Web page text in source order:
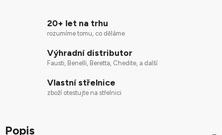
20+ let na trhu
rozumíme tomu, co děláme
Výhradní distributor
Fausti, Benelli, Beretta, Chedite, a další
Vlastní střelnice
zboží otestujte na střelnici
Popis